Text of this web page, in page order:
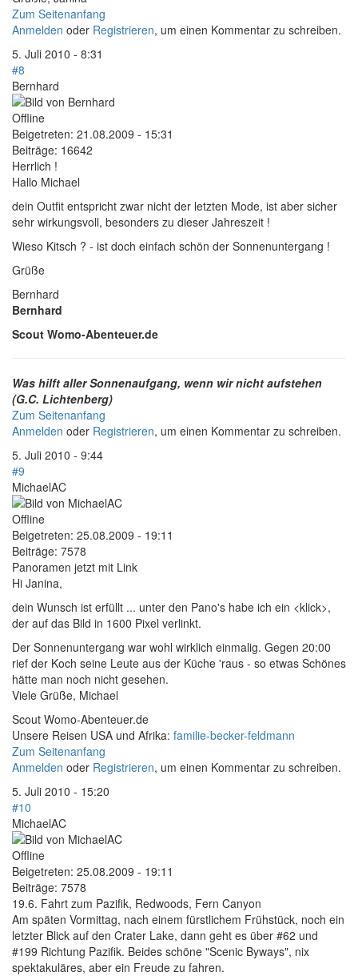
Zum Seitenanfang
Anmelden oder Registrieren, um einen Kommentar zu schreiben.
5. Juli 2010 - 8:31
#8
Bernhard
Offline
Beigetreten: 21.08.2009 - 15:31
Beiträge: 16642
Herrlich !
Hallo Michael
dein Outfit entspricht zwar nicht der letzten Mode, ist aber sicher
sehr wirkungsvoll, besonders zu dieser Jahreszeit !
Wieso Kitsch ? - ist doch einfach schön der Sonnenuntergang !
Grüße
Bernhard
Bernhard
Scout Womo-Abenteuer.de
Was hilft aller Sonnenaufgang, wenn wir nicht aufstehen
(G.C. Lichtenberg)
Zum Seitenanfang
Anmelden oder Registrieren, um einen Kommentar zu schreiben.
5. Juli 2010 - 9:44
#9
MichaelAC
Offline
Beigetreten: 25.08.2009 - 19:11
Beiträge: 7578
Panoramen jetzt mit Link
Hi Janina,
dein Wunsch ist erfüllt ... unter den Pano's habe ich ein <klick>,
der auf das Bild in 1600 Pixel verlinkt.
Der Sonnenuntergang war wohl wirklich einmalig. Gegen 20:00
rief der Koch seine Leute aus der Küche 'raus - so etwas Schönes
hätte man noch nicht gesehen.
Viele Grüße, Michael
Scout Womo-Abenteuer.de
Unsere Reisen USA und Afrika: familie-becker-feldmann
Zum Seitenanfang
Anmelden oder Registrieren, um einen Kommentar zu schreiben.
5. Juli 2010 - 15:20
#10
MichaelAC
Offline
Beigetreten: 25.08.2009 - 19:11
Beiträge: 7578
19.6. Fahrt zum Pazifik, Redwoods, Fern Canyon
Am späten Vormittag, nach einem fürstlichem Frühstück, noch ein
letzter Blick auf den Crater Lake, dann geht es über #62 und
#199 Richtung Pazifik. Beides schöne "Scenic Byways", nix
spektakuläres, aber ein Freude zu fahren.